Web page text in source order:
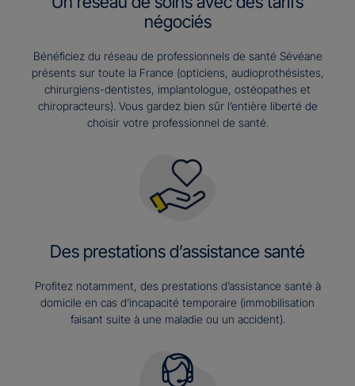
négociés
Bénéficiez du réseau de professionnels de santé Sévéane
présents sur toute la France (opticiens, audioprothésistes,
chirurgiens-dentistes, implantologue, ostéopathes et
chiropracteurs). Vous gardez bien sûr l’entière liberté de
choisir votre professionnel de santé.
Des prestations d’assistance santé
Profitez notamment, des prestations d’assistance santé à
domicile en cas d’incapacité temporaire (immobilisation
faisant suite à une maladie ou un accident).